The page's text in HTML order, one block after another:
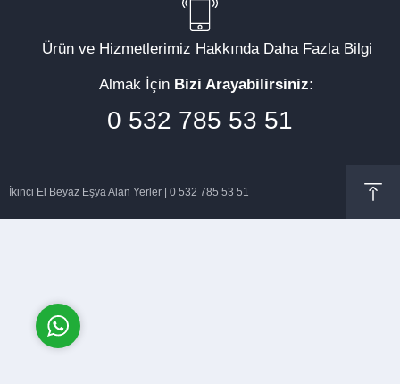
Ürün ve Hizmetlerimiz Hakkında Daha Fazla Bilgi
Almak İçin Bizi Arayabilirsiniz:
0 532 785 53 51
İkinci El Beyaz Eşya Alan Yerler | 0 532 785 53 51